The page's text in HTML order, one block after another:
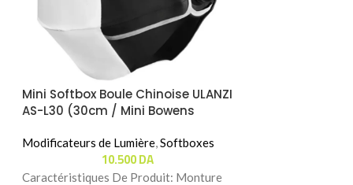
Mini Softbox Boule Chinoise ULANZI
AS-L30 (30cm / Mini Bowens
Modificateurs de Lumière,Softboxes
10.500DA
Caractéristiques De Produit: Monture